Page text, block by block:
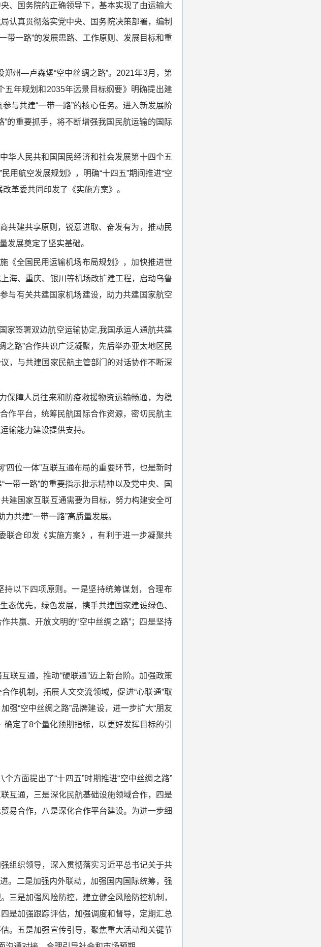
、国务院的正确领导下，基本实现了由运输大
认真贯彻落实党中央、国务院决策部署，编制
带一路”的发展思路、工作原则、发展目标和重
州—卢森堡“空中丝绸之路”。2021年3月，第
年规划和2035年远景目标纲要》明确提出建
与共建“一带一路”的核心任务。进入新发展阶
”的重要抓手，将不断增强我国民航运输的国际
人民共和国国民经济和社会发展第十四个五
用航空发展规划》，明确“十四五”期间推进“空
革委共同印发了《实施方案》。
建共享原则，锐意进取、奋发有为，推动民
发展奠定了坚实基础。
全国民用运输机场布局规划》，加快推进世
海、重庆、银川等机场改扩建工程，启动乌鲁
与有关共建国家机场建设，助力共建国家航空
签署双边航空运输协定,我国承运人通航共建
之路”合作共识广泛凝聚，先后举办亚太地区民
，与共建国家民航主管部门的对话协作不断深
障人员往来和防疫救援物资运输畅通，为稳
作平台，统筹民航国际合作资源，密切民航主
输能力建设提供支持。
位一体”互联互通布局的重要环节，也是新时
带一路”的重要指示批示精神以及党中央、国
建国家互联互通需要为目标，努力构建安全可
共建“一带一路”高质量发展。
合印发《实施方案》，有利于进一步凝聚共
以下四项原则。一是坚持统筹谋划，合理布
态优先，绿色发展，携手共建国家建设绿色、
共赢、开放文明的“空中丝绸之路”；四是坚持
互通，推动“硬联通”迈上新台阶。加强政策
作机制，拓展人文交流领域，促进“心联通”取
强“空中丝绸之路”品牌建设，进一步扩大“朋友
定了8个量化预期指标，以更好发挥目标的引
面提出了“十四五”时期推进“空中丝绸之路”
互通，三是深化民航基础设施领域合作，四是
易合作，八是深化合作平台建设。为进一步细
织领导，深入贯彻落实习近平总书记关于共
。二是加强内外联动，加强国内国际统筹，强
三是加强风险防控，建立健全风险防控机制，
是加强跟踪评估，加强调度和督导，定期汇总
。五是加强宣传引导，聚焦重大活动和关键节